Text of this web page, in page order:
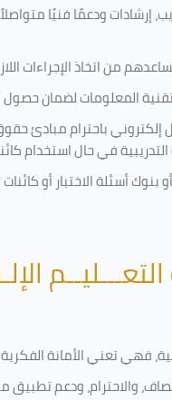
ودعمًا فنيًا
من اتخاذ الإجراءات
المعلومات لضمان حصول
باحترام مبادئ
في حال استخدام
أسئلة الاختبار أو
فهي تعني الأمانة
والاحترام، ودعم